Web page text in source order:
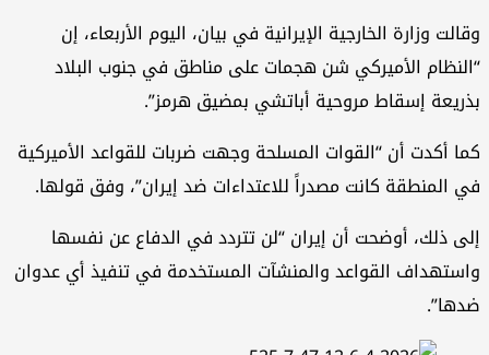
وقالت وزارة الخارجية الإيرانية في بيان، اليوم الأربعاء، إن
“النظام الأميركي شن هجمات على مناطق في جنوب البلاد
بذريعة إسقاط مروحية أباتشي بمضيق هرمز”.
كما أكدت أن “القوات المسلحة وجهت ضربات للقواعد الأميركية
في المنطقة كانت مصدراً للاعتداءات ضد إيران”، وفق قولها.
إلى ذلك، أوضحت أن إيران “لن تتردد في الدفاع عن نفسها
واستهداف القواعد والمنشآت المستخدمة في تنفيذ أي عدوان
ضدها”.